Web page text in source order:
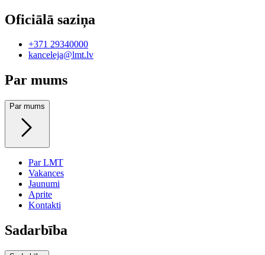
Oficiālā saziņa
+371 29340000
kanceleja@lmt.lv
Par mums
Par mums
Par LMT
Vakances
Jaunumi
Aprite
Kontakti
Sadarbība